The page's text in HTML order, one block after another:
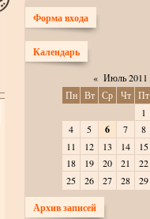
Форма входа
Календарь
« Июль 2011
Пн Вт Ср Чт Пт
1
4
5 6 7 8
11
12 13 14 15
18
19 20 21 22
25
26 27 28 29
Архив записей